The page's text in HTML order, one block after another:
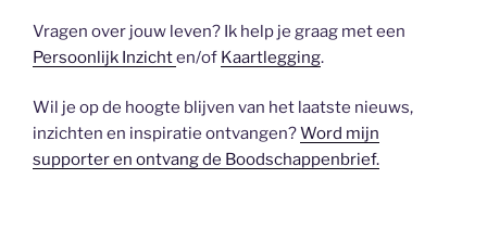
Vragen over jouw leven? Ik help je graag met een
Persoonlijk Inzichten/of Kaartlegging.
Wil je op de hoogte blijven van het laatste nieuws,
inzichten en inspiratie ontvangen?Word mijn
supporter en ontvang de Boodschappenbrief.